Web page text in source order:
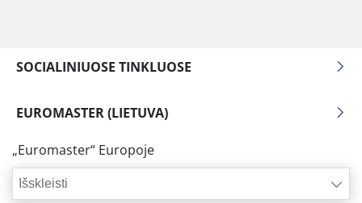
SOCIALINIUOSE TINKLUOSE
EUROMASTER (LIETUVA)
„Euromaster“ Europoje
Išskleisti